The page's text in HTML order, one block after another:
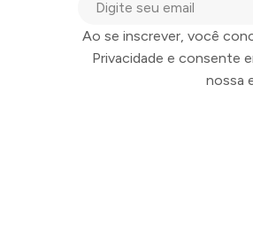
Ao se inscrever, você
Privacidade e consente
nossa